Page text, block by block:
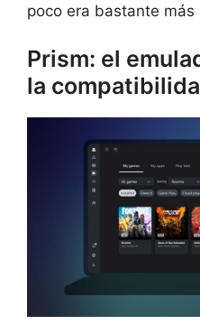
poco era bastante más
Prism: el
la